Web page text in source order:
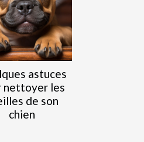
astuces
nettoyer les
de son
chien